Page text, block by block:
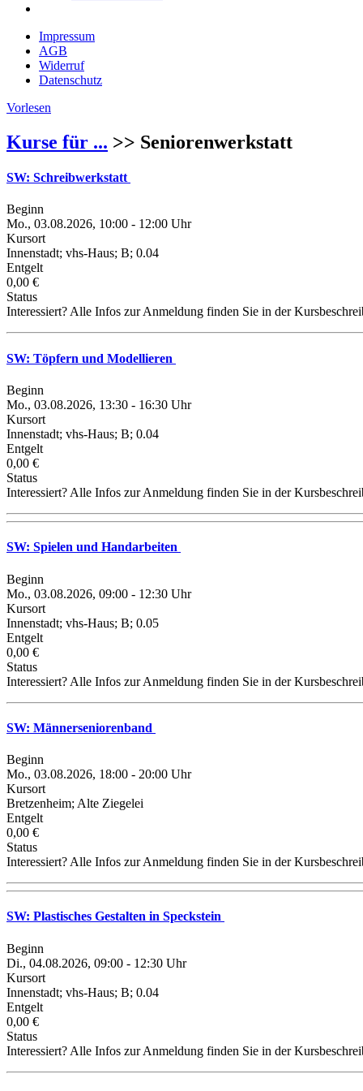
Impressum
AGB
Widerruf
Datenschutz
Vorlesen
Kurse für ... >> Seniorenwerkstatt
SW: Schreibwerkstatt
Beginn
Mo., 03.08.2026, 10:00 - 12:00 Uhr
Kursort
Innenstadt; vhs-Haus; B; 0.04
Entgelt
0,00 €
Status
Interessiert? Alle Infos zur Anmeldung finden Sie in der
SW: Töpfern und Modellieren
Beginn
Mo., 03.08.2026, 13:30 - 16:30 Uhr
Kursort
Innenstadt; vhs-Haus; B; 0.04
Entgelt
0,00 €
Status
Interessiert? Alle Infos zur Anmeldung finden Sie in der
SW: Spielen und Handarbeiten
Beginn
Mo., 03.08.2026, 09:00 - 12:30 Uhr
Kursort
Innenstadt; vhs-Haus; B; 0.05
Entgelt
0,00 €
Status
Interessiert? Alle Infos zur Anmeldung finden Sie in der
SW: Männerseniorenband
Beginn
Mo., 03.08.2026, 18:00 - 20:00 Uhr
Kursort
Bretzenheim; Alte Ziegelei
Entgelt
0,00 €
Status
Interessiert? Alle Infos zur Anmeldung finden Sie in der
SW: Plastisches Gestalten in Speckstein
Beginn
Di., 04.08.2026, 09:00 - 12:30 Uhr
Kursort
Innenstadt; vhs-Haus; B; 0.04
Entgelt
0,00 €
Status
Interessiert? Alle Infos zur Anmeldung finden Sie in der